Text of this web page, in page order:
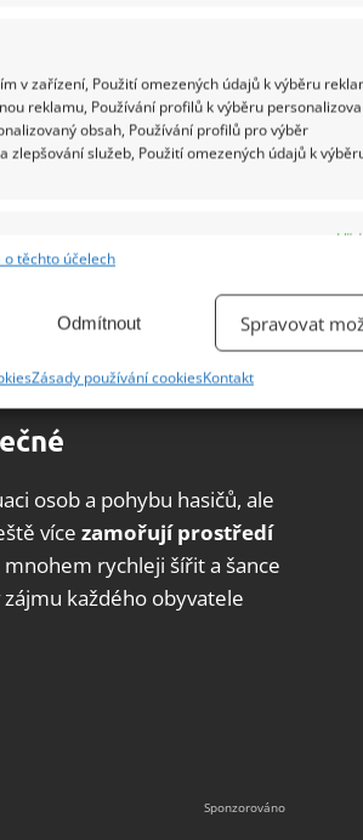
v zařízení, Použití omezených údajů k výběru
reklamu, Používání profilů k výběru
obsah, Používání profilů pro výběr
zlepšování služeb, Použití omezených údajů k
přenášených informací.
a zjišťování podvodů a
a zobrazování reklamy a obsahu,
osobních údajů.
o těchto účelech
Odmítnout Spravovat
Zásady používání cookiesKontakt
sousedům: Strom i
na kterém rostou
domu z chodeb a
hrozit sdružení
mohou být sankciovány ve
osob a pohybu hasičů, ale
více zamořují prostředí
mnohem rychleji šířit a šance
každého obyvatele